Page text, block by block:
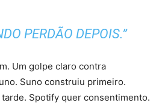
PERDÃO DEPOIS.”
Um golpe claro contra
Suno construiu primeiro.
Spotify quer consentimento.